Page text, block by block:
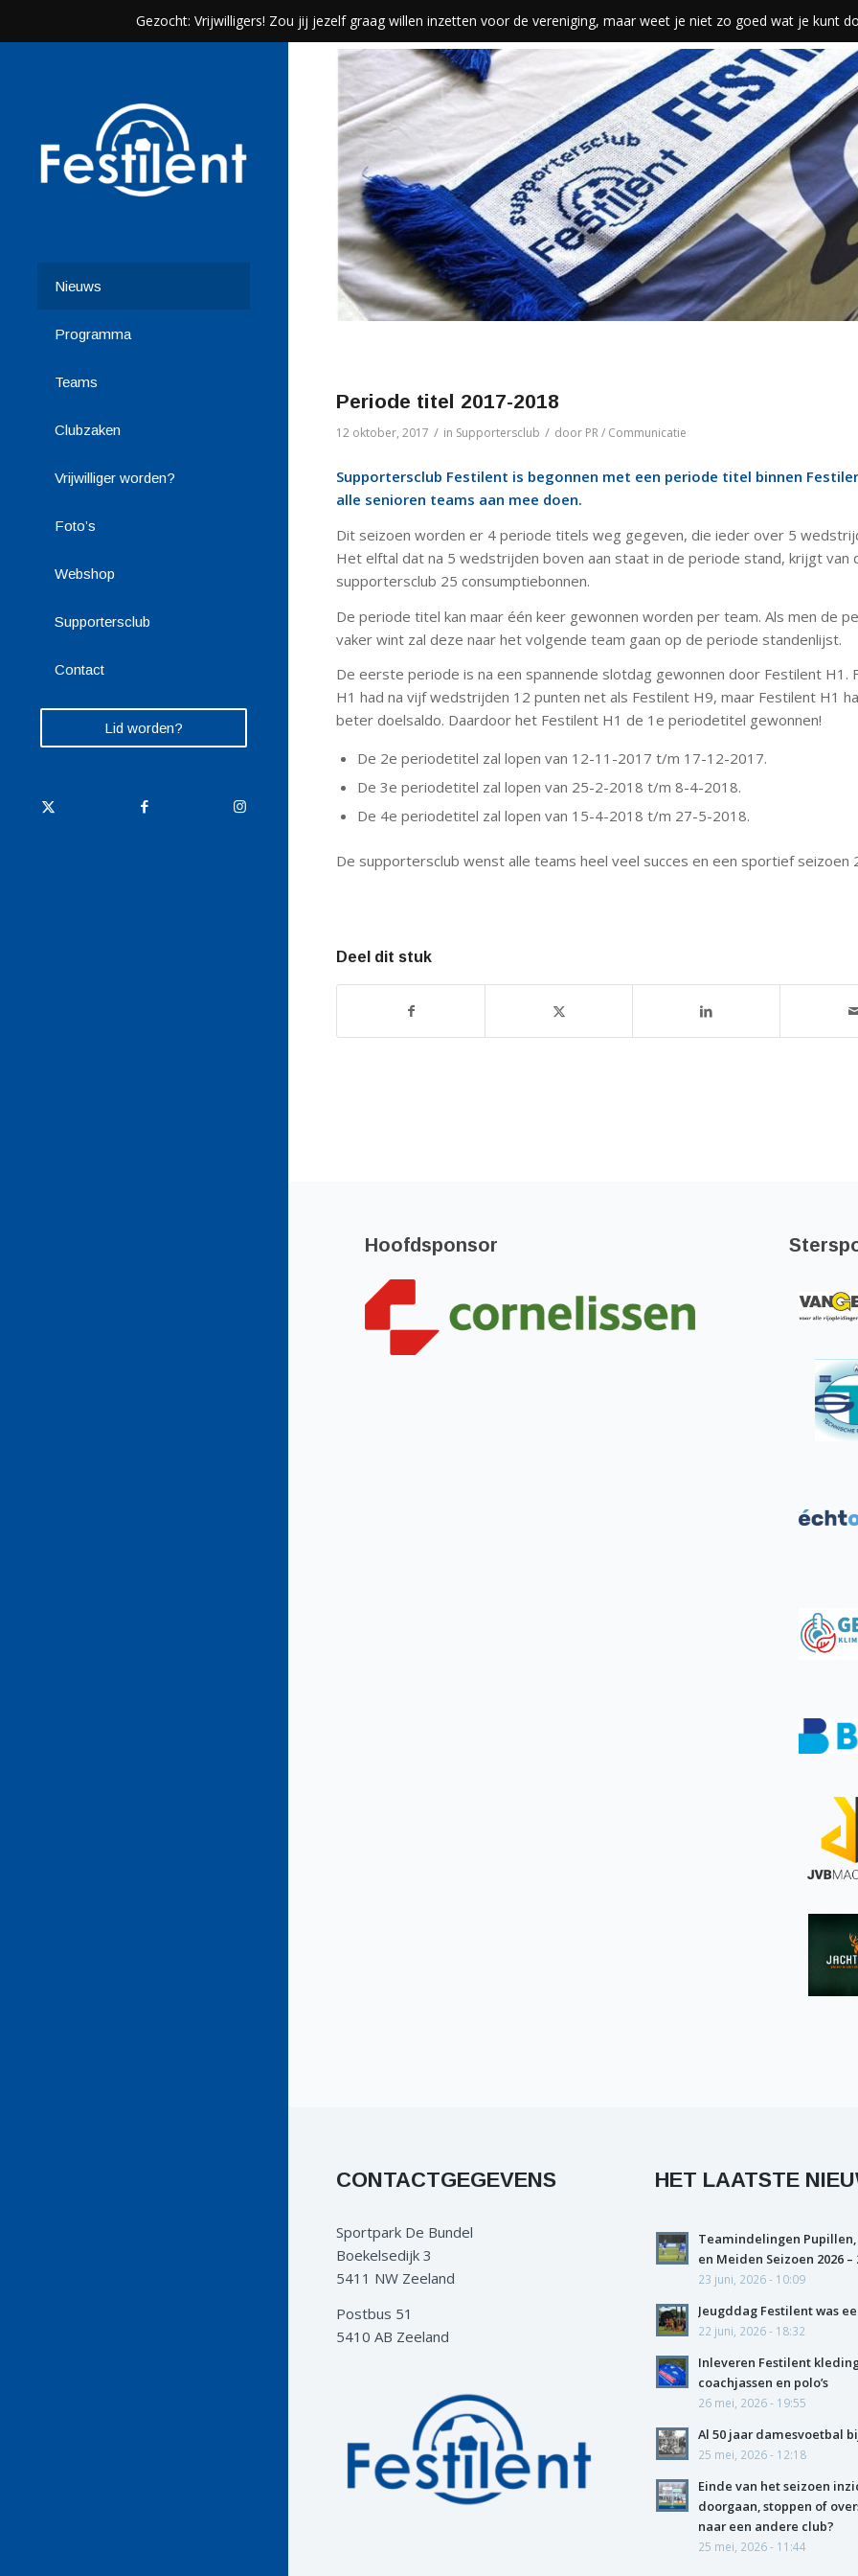
Gezocht: Vrijwilligers! Zou jij jezelf graag willen inzetten voor de vereniging, maar weet je niet zo goed wat je kunt
Nieuws
Programma
Teams
Clubzaken
Vrijwilliger worden?
Foto’s
Webshop
Supportersclub
Contact
Lid worden?
Periode titel 2017-2018
12 oktober, 2017 / in Supportersclub / door PR / Communicatie
Supportersclub Festilent is begonnen met een periode titel binnen
alle senioren teams aan mee doen.
Dit seizoen worden er 4 periode titels weg gegeven, die ieder over 5
Het elftal dat na 5 wedstrijden boven aan staat in de periode stand, krijgt van
supportersclub 25 consumptiebonnen.
De periode titel kan maar één keer gewonnen worden per team. Als men de
vaker wint zal deze naar het volgende team gaan op de periode standenlijst.
De eerste periode is na een spannende slotdag gewonnen door Festilent H1.
H1 had na vijf wedstrijden 12 punten net als Festilent H9, maar Festilent H1
beter doelsaldo. Daardoor het Festilent H1 de 1e periodetitel gewonnen!
De 2e periodetitel zal lopen van 12-11-2017 t/m 17-12-2017.
De 3e periodetitel zal lopen van 25-2-2018 t/m 8-4-2018.
De 4e periodetitel zal lopen van 15-4-2018 t/m 27-5-2018.
De supportersclub wenst alle teams heel veel succes en een sportief seizoen
Deel dit stuk
Hoofdsponsor
CONTACTGEGEVENS
Sportpark De Bundel
Boekelsedijk 3
5411 NW Zeeland
Postbus 51
5410 AB Zeeland
HET LAATSTE
Teamindelingen Pupillen,
en Meiden Seizoen 2026 –
23 juni, 2026 - 10:09
Jeugddag Festilent was
22 juni, 2026 - 18:32
Inleveren Festilent
coachjassen en polo’s
26 mei, 2026 - 19:55
Al 50 jaar damesvoetbal
25 mei, 2026 - 12:18
Einde van het seizoen
doorgaan, stoppen of
naar een andere club?
25 mei, 2026 - 11:44